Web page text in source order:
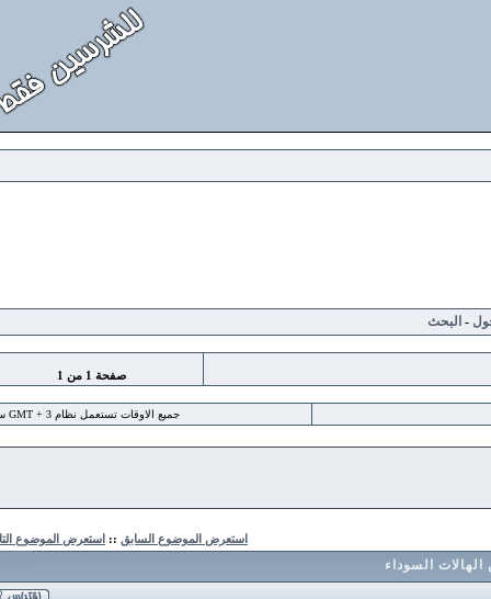
صفحة1من1
جميع الاوقات تستعمل نظام GMT + 3 ساعة
استعرض الموضوع السابق ::استعرض الموضوع التالي
السوداء